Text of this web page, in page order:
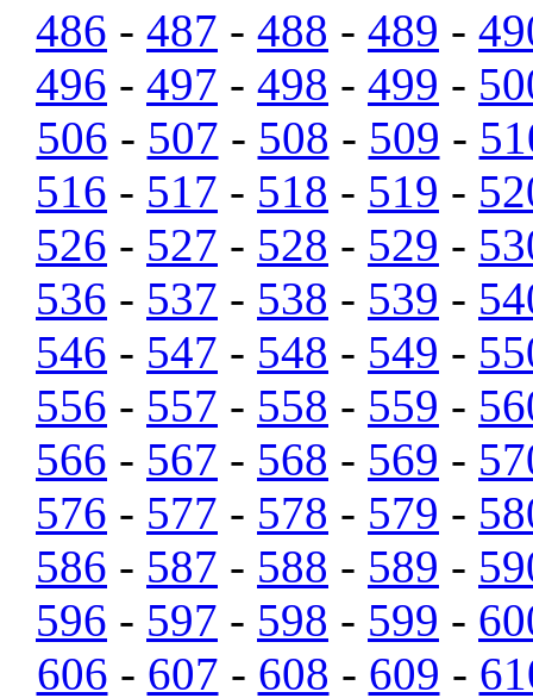
486 - 487 - 488 - 489 -
496 - 497 - 498 - 499 -
506 - 507 - 508 - 509 -
516 - 517 - 518 - 519 -
526 - 527 - 528 - 529 -
536 - 537 - 538 - 539 -
546 - 547 - 548 - 549 -
556 - 557 - 558 - 559 -
566 - 567 - 568 - 569 -
576 - 577 - 578 - 579 -
586 - 587 - 588 - 589 -
596 - 597 - 598 - 599 -
606 - 607 - 608 - 609 -